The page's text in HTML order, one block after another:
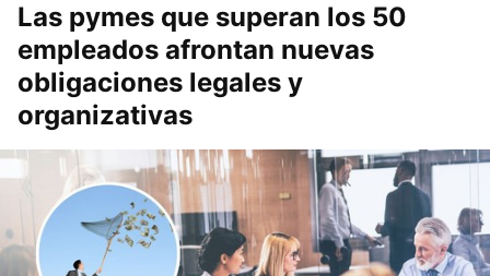
Las pymes que superan los 50
empleados afrontan nuevas
obligaciones legales y
organizativas